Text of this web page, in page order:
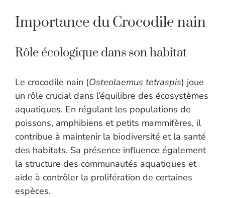
Importance du Crocodile nain
Rôle écologique dans son habitat
Le crocodile nain (Osteolaemus tetraspis) joue
un rôle crucial dans l’équilibre des écosystèmes
aquatiques. En régulant les populations de
poissons, amphibiens et petits mammifères, il
contribue à maintenir la biodiversité et la santé
des habitats. Sa présence influence également
la structure des communautés aquatiques et
aide à contrôler la prolifération de certaines
espèces.